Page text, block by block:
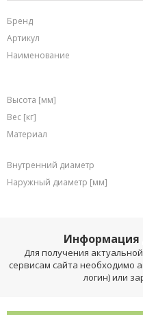
Бренд
Артикул
Наименование
Высота [мм]
Вес [кг]
Материал
Внутренний диаметр
Наружный диаметр [мм]
Информация
Для получения
сервисам сайта необходимо
логин) или